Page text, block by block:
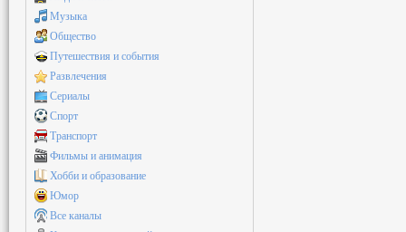
Музыка
Общество
Путешествия и события
Развлечения
Сериалы
Спорт
Транспорт
Фильмы и анимация
Хобби и образование
Юмор
Все каналы